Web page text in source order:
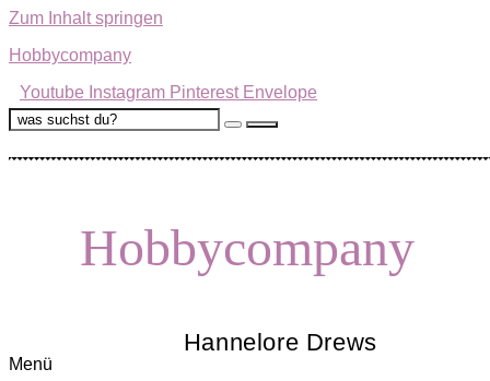
Zum Inhalt springen
Hobbycompany
Youtube Instagram Pinterest Envelope
Hobbycompany
Hannelore Drews
Menü